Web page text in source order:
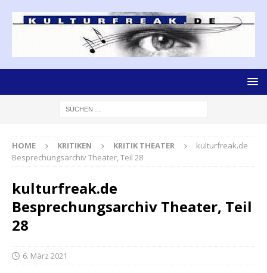
HOME KRITIKEN KRITIK THEATER
kulturfreak.de
Besprechungsarchiv Theater, Teil 28
kulturfreak.de
Besprechungsarchiv Theater, Teil
28
6. März 2021